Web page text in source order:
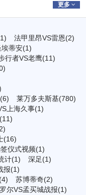
更多
法甲里昂VS雷恩(2)
埃蒂安(1)
行者VS老鹰(11)
莱万多夫斯基(780)
上海久事(1)
(16)
仪式视频(1)
计(1)
深足(1)
报(1)
苏博蒂奇(2)
尔VS孟买城战报(1)